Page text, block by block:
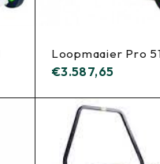
Loopmaaier Pro
€3.587,65